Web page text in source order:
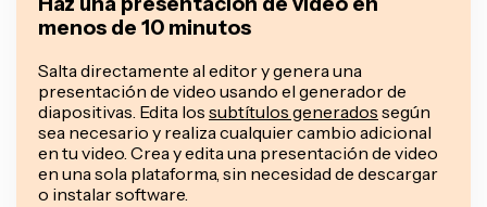
menos de 10 minutos
Salta directamente al editor y genera una
presentación de video usando el generador de
diapositivas. Edita los subtítulos generados según
sea necesario y realiza cualquier cambio adicional
en tu video. Crea y edita una presentación de video
en una sola plataforma, sin necesidad de descargar
o instalar software.